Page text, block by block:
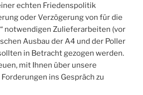
echten Friedenspolitik
oder Verzögerung von für die
notwendigen Zulieferarbeiten (vor
Ausbau der A4 und der Poller
in Betracht gezogen werden.
mit Ihnen über unsere
ins Gespräch zu